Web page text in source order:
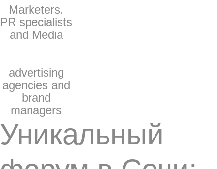
Marketers,
PR specialists
and Media
advertising
agencies and
brand
managers
Уникальный